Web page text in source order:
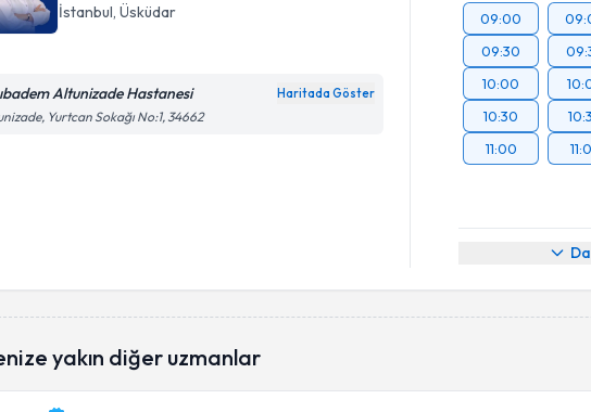
İstanbul , Üsküdar
Altunizade Hastanesi Haritada Göster
Yurtcan Sokağı No:1, 34662
09:00
09:30
10:00
10:30
11:00
yakın diğer uzmanlar